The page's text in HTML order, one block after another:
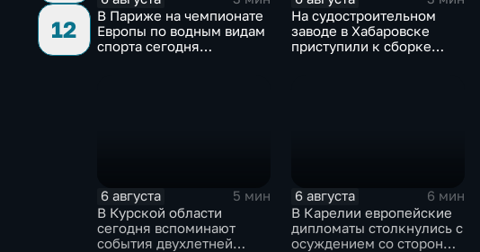
12
В Париже на чемпионате
Европы по водным видам
спорта сегодня
На судостроительном
заводе в Хабаровске
приступили к сборке
6 августа
5 мин
В Курской области
сегодня вспоминают
события двухлетней
6 августа
6 мин
В Карелии европейские
дипломаты столкнулись с
осуждением со стороны